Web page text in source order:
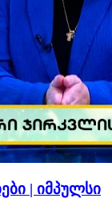
| იმპულსი